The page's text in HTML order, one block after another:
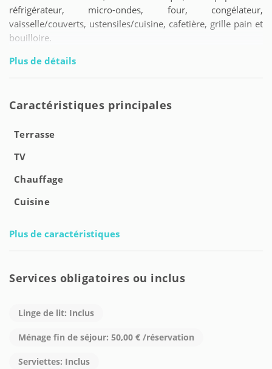
réfrigérateur, micro-ondes, four, congélateur,
vaisselle/couverts, ustensiles/cuisine, cafetière, grille pain et
bouilloire.
Plus de détails
Caractéristiques principales
Terrasse
TV
Chauffage
Cuisine
Plus de caractéristiques
Services obligatoires ou inclus
Linge de lit: Inclus
Ménage fin de séjour: 50,00 € /réservation
Serviettes: Inclus